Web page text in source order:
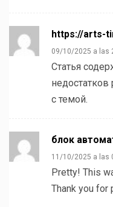
https://arts-
09/10/2025 a las
Статья
с темой.
блок
11/10/2025 a las
Pretty! This
Thank you for